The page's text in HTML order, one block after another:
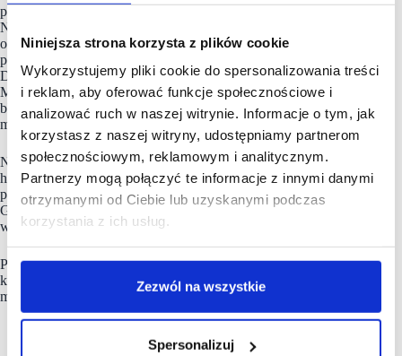
Niniejsza strona korzysta z plików cookie
Wykorzystujemy pliki cookie do spersonalizowania treści
i reklam, aby oferować funkcje społecznościowe i
analizować ruch w naszej witrynie. Informacje o tym, jak
korzystasz z naszej witryny, udostępniamy partnerom
społecznościowym, reklamowym i analitycznym.
Partnerzy mogą połączyć te informacje z innymi danymi
otrzymanymi od Ciebie lub uzyskanymi podczas
korzystania z ich usług.
Zezwól na wszystkie
Spersonalizuj
park handlowy we Włoszczowej jest już w trakcie budowy.
Największy w regionie obiekt poza marketem Lidl zaoferuje
ok 20 znanych sieci handlowych. Natomiast w Jędrzejowie
powstaje II faze działającego już centrum handlowego.
Do działających ok 30 sklepów (m.in. Lidl, CCC, Sinsay,
MediaExpert, Martes Sport, Pepco, Empik, Smyk) dojdzie
blisko 10.000 m2 dodatkowej powierzchni i kolejne znane
marki nieobecne do tej pory w mieście.
Na końcowym etapie jest także komercjalizacja parków
handlowych firmy Redkom – największego w Karkonoszach
parku handlowego Przystanek Karkonosze (ok 16.000 m2
GLA i ponad 30 sklepów) oraz parku handlowego Świderek
w Otwocku (24.000 m2 GLA i ponad 40 sklepów).
Ponadto podczas SCF na swoim stoisku, Mallson zaprezentuje
kilka premier – nowych dużych projektów w kolejnych
miastach.